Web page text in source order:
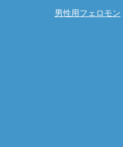
男性用フェロモン